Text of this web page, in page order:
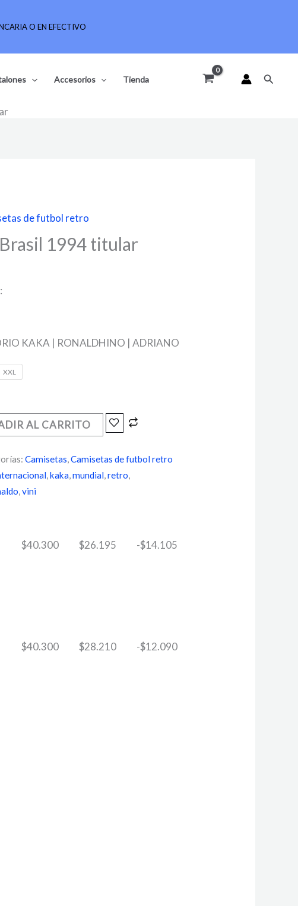
O EN EFECTIVO
Accesorios Tienda Buscar
de futbol retro
1994 titular
KAKA | RONALDHINO | ADRIANO
XXL
AL CARRITO
Camisetas Camisetas de futbol retro
, kaka, mundial, retro
vini
$40.300 $26.195 -$14.105
$40.300 $28.210 -$12.090